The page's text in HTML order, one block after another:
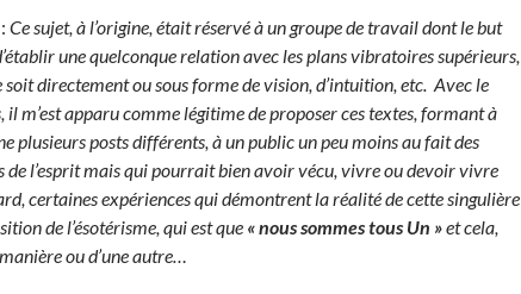
: Ce sujet, à l’origine, était réservé à un groupe de travail dont le but
une quelconque relation avec les plans vibratoires supérieurs,
soit directement ou sous forme de vision, d’intuition, etc. Avec le
il m’est apparu comme légitime de proposer ces textes, formant à
plusieurs posts différents, à un public un peu moins au fait des
de l’esprit mais qui pourrait bien avoir vécu, vivre ou devoir vivre
certaines expériences qui démontrent la réalité de cette singulière
de l’ésotérisme, qui est que «nous sommes tous Un »et cela,
ou d’une autre…